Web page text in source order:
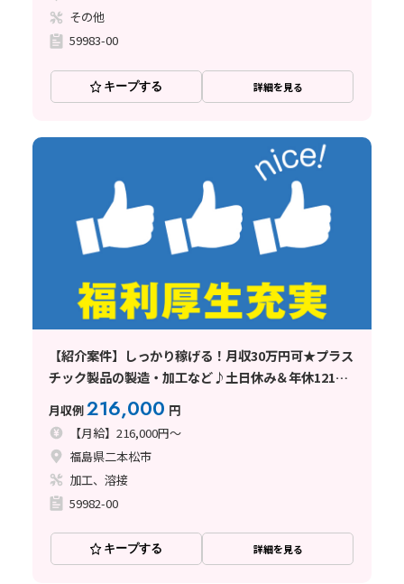
その他
59983-00
キープする 詳細を見る
【紹介案件】しっかり稼げる！月収30万円可★プラス
チック製品の製造・加工など♪土日休み＆年休121日
月収例216,000 円
【月給】216,000円～
福島県二本松市
加工、溶接
59982-00
キープする 詳細を見る